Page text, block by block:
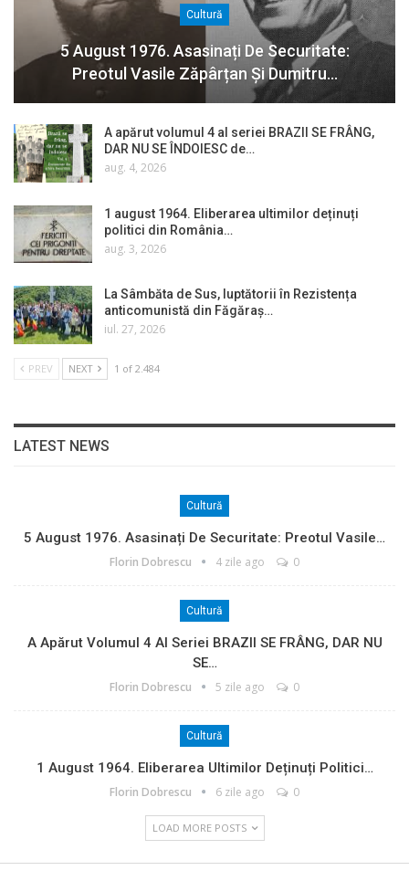
Cultură
5 August 1976. Asasinați De Securitate:
Preotul Vasile Zăpârțan Și Dumitru…
A apărut volumul 4 al seriei BRAZII SE FRÂNG,
DAR NU SE ÎNDOIESC de…
aug. 4, 2026
1 august 1964. Eliberarea ultimilor deținuți
politici din România…
aug. 3, 2026
La Sâmbăta de Sus, luptătorii în Rezistența
anticomunistă din Făgăraș…
iul. 27, 2026
PREV NEXT 1 of 2.484
LATEST NEWS
Cultură
5 August 1976. Asasinați De Securitate: Preotul Vasile…
Florin Dobrescu 4 zile ago 0
Cultură
A Apărut Volumul 4 Al Seriei BRAZII SE FRÂNG, DAR NU
SE…
Florin Dobrescu 5 zile ago 0
Cultură
1 August 1964. Eliberarea Ultimilor Deținuți Politici…
Florin Dobrescu 6 zile ago 0
LOAD MORE POSTS